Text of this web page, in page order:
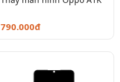
790.000đ